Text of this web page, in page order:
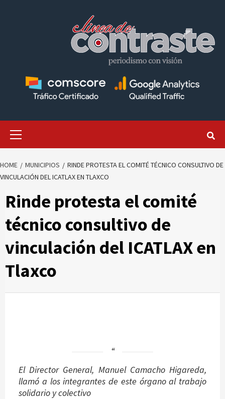
HOME MUNICIPIOS
RINDE PROTESTA EL COMITÉ TÉCNICO CONSULTIVO DE
VINCULACIÓN DEL ICATLAX EN TLAXCO
Rinde protesta el comité
técnico consultivo de
vinculación del ICATLAX en
Tlaxco
El Director General, Manuel Camacho Higareda,
llamó a los integrantes de este órgano al trabajo
solidario y colectivo